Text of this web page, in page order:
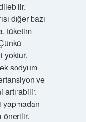
diğer bazı
tüketim
yoktur.
sodyum
ve
artırabilir.
yapmadan
önerilir.